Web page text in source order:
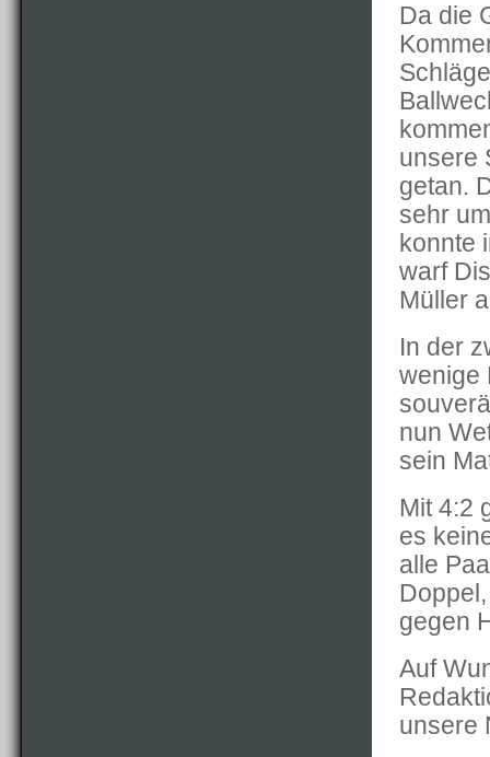
Da die
unsere
getan.
sehr
konnte
warf
Müller
In der
wenige
nun
sein
Mit 4:2
es
alle
gegen
Auf
unsere